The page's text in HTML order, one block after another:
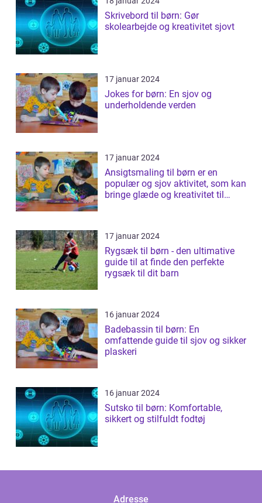
Skrivebord til børn: Gør
skolearbejde og kreativitet sjovt
17 januar 2024
Jokes for børn: En sjov og
underholdende verden
17 januar 2024
Ansigtsmaling til børn er en
populær og sjov aktivitet, som kan
bringe glæde og kreativitet til
17 januar 2024
Rygsæk til børn - den ultimative
guide til at finde den perfekte
rygsæk til dit barn
16 januar 2024
Badebassin til børn: En
omfattende guide til sjov og sikker
plaskeri
16 januar 2024
Sutsko til børn: Komfortable,
sikkert og stilfuldt fodtøj
Adresse